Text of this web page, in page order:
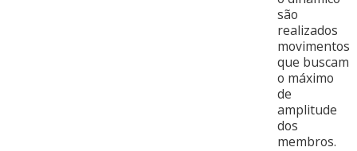
são
realizados
movimentos
que buscam
o máximo
de
amplitude
dos
membros.